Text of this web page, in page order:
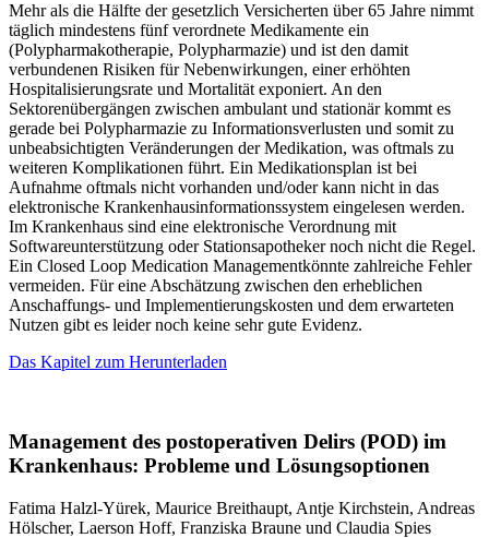
Mehr als die Hälfte der gesetzlich Versicherten über 65 Jahre nimmt
täglich mindestens fünf verordnete Medikamente ein
(Polypharmakotherapie, Polypharmazie) und ist den damit
verbundenen Risiken für Nebenwirkungen, einer erhöhten
Hospitalisierungsrate und Mortalität exponiert. An den
Sektorenübergängen zwischen ambulant und stationär kommt es
gerade bei Polypharmazie zu Informationsverlusten und somit zu
unbeabsichtigten Veränderungen der Medikation, was oftmals zu
weiteren Komplikationen führt. Ein Medikationsplan ist bei
Aufnahme oftmals nicht vorhanden und/oder kann nicht in das
elektronische Krankenhausinformationssystem eingelesen werden.
Im Krankenhaus sind eine elektronische Verordnung mit
Softwareunterstützung oder Stationsapotheker noch nicht die Regel.
Ein Closed Loop Medication Managementkönnte zahlreiche Fehler
vermeiden. Für eine Abschätzung zwischen den erheblichen
Anschaffungs- und Implementierungskosten und dem erwarteten
Nutzen gibt es leider noch keine sehr gute Evidenz.
Das Kapitel zum Herunterladen
Management des postoperativen Delirs (POD) im
Krankenhaus: Probleme und Lösungsoptionen
Fatima Halzl-Yürek, Maurice Breithaupt, Antje Kirchstein, Andreas
Hölscher, Laerson Hoff, Franziska Braune und Claudia Spies